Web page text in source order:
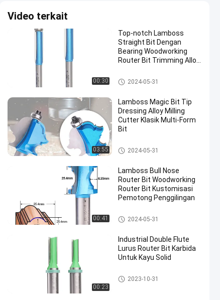
Video terkait
00:30
Top-notch Lamboss
Straight Bit Dengan
Bearing Woodworking
Router Bit Trimming Alloy
Bit Router Lurus
2024-05-31
03:55
Lamboss Magic Bit Tip
Dressing Alloy Milling
Cutter Klasik Multi-Form
Bit
Bit Router Lurus
2024-05-31
00:41
Lamboss Bull Nose
Router Bit Woodworking
Router Bit Kustomisasi
Pemotong Penggilingan
Bit Router Lurus
2024-05-31
00:23
Industrial Double Flute
Lurus Router Bit Karbida
Untuk Kayu Solid
Bit Router Lurus
2023-10-31